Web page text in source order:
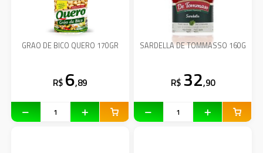
GRAO DE BICO QUERO 170GR
R$ 6,89
SARDELLA DE TOMMASSO 160G
R$ 32,90